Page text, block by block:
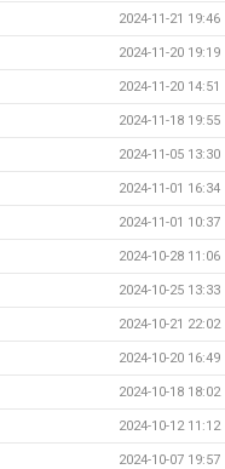
2024-11-21 19:46
2024-11-20 19:19
2024-11-20 14:51
2024-11-18 19:55
2024-11-05 13:30
2024-11-01 16:34
2024-11-01 10:37
2024-10-28 11:06
2024-10-25 13:33
2024-10-21 22:02
2024-10-20 16:49
2024-10-18 18:02
2024-10-12 11:12
2024-10-07 19:57